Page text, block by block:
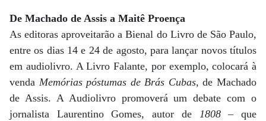
De Machado de Assis a Maitê Proença
As editoras aproveitarão a Bienal do Livro de São Paulo,
entre os dias 14 e 24 de agosto, para lançar novos títulos
em audiolivro. A Livro Falante, por exemplo, colocará à
venda Memórias póstumas de Brás Cubas, de Machado
de Assis. A Audiolivro promoverá um debate com o
jornalista Laurentino Gomes, autor de 1808– que